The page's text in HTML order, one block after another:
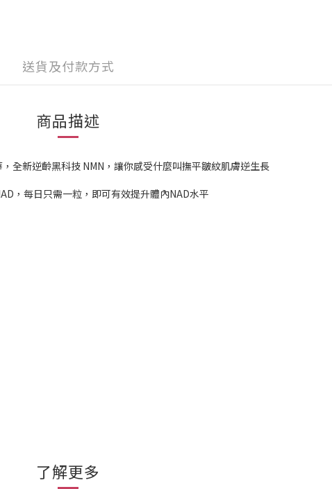
送貨及付款方式
商品描述
全新逆齡黑科技 NMN，讓你感受什麼叫撫平皺紋肌膚逆生長
，每日只需一粒，即可有效提升體內NAD水平
了解更多